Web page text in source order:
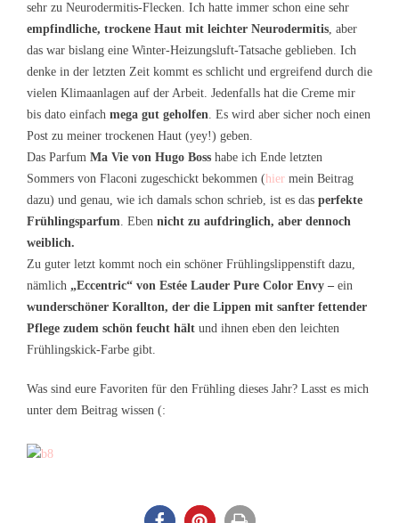
sehr zu Neurodermitis-Flecken. Ich hatte immer schon eine sehr
empfindliche, trockene Haut mit leichter Neurodermitis, aber
das war bislang eine Winter-Heizungsluft-Tatsache geblieben. Ich
denke in der letzten Zeit kommt es schlicht und ergreifend durch die
vielen Klimaanlagen auf der Arbeit. Jedenfalls hat die Creme mir
bis dato einfach mega gut geholfen. Es wird aber sicher noch einen
Post zu meiner trockenen Haut (yey!) geben.
Das Parfum Ma Vie von Hugo Boss habe ich Ende letzten
Sommers von Flaconi zugeschickt bekommen (hier mein Beitrag
dazu) und genau, wie ich damals schon schrieb, ist es das perfekte
Frühlingsparfum. Eben nicht zu aufdringlich, aber dennoch
weiblich.
Zu guter letzt kommt noch ein schöner Frühlingslippenstift dazu,
nämlich „Eccentric“ von Estée Lauder Pure Color Envy – ein
wunderschöner Korallton, der die Lippen mit sanfter fettender
Pflege zudem schön feucht hält und ihnen eben den leichten
Frühlingskick-Farbe gibt.
Was sind eure Favoriten für den Frühling dieses Jahr? Lasst es mich
unter dem Beitrag wissen (: